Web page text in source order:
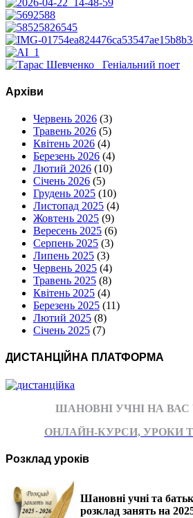
Архіви
Червень 2026 (3)
Травень 2026 (5)
Квітень 2026 (4)
Березень 2026 (4)
Лютий 2026 (10)
Січень 2026 (5)
Грудень 2025 (10)
Листопад 2025 (4)
Жовтень 2025 (9)
Вересень 2025 (6)
Серпень 2025 (3)
Липень 2025 (3)
Червень 2025 (4)
Травень 2025 (8)
Квітень 2025 (4)
Березень 2025 (11)
Лютий 2025 (8)
Січень 2025 (7)
ДИСТАНЦІЙНА ПЛАТФОРМА
ШАНОВНІ УЧНІ НА
ОНЛАЙН-КУРСИ, УРОКИ
Розклад уроків
Шановні учні та
розклад занять на